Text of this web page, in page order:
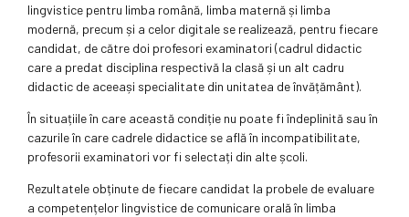
lingvistice pentru limba română, limba maternă și limba
modernă, precum și a celor digitale se realizează, pentru fiecare
candidat, de către doi profesori examinatori (cadrul didactic
care a predat disciplina respectivă la clasă și un alt cadru
didactic de aceeași specialitate din unitatea de învățământ).
În situațiile în care această condiție nu poate fi îndeplinită sau în
cazurile în care cadrele didactice se află în incompatibilitate,
profesorii examinatori vor fi selectați din alte școli.
Rezultatele obținute de fiecare candidat la probele de evaluare
a competențelor lingvistice de comunicare orală în limba